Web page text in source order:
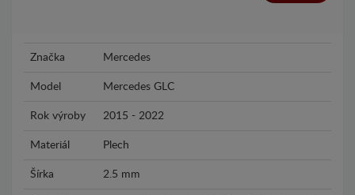
Značka Mercedes
Model Mercedes GLC
Rok výroby 2015 - 2022
Materiál Plech
Šírka 2.5 mm